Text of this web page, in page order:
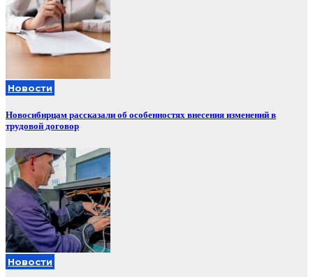
Новости
Новосибирцам рассказали об особенностях внесения изменений в
трудовой договор
Новости